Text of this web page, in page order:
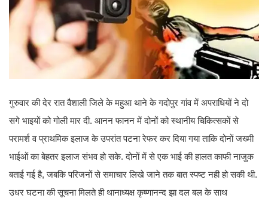
गुरुवार की देर रात वैशाली जिले के महुआ थाने के गदोपुर गांव में अपराधियों ने दो
सगे भाइयों को गोली मार दी. आनन फानन में दोनों को स्थानीय चिकित्सकों से
परामर्श व प्राथमिक इलाज के उपरांत पटना रेफर कर दिया गया ताकि दोनों जख्मी
भाईओं का बेहतर इलाज संभव हो सके. दोनों में से एक भाई की हालत काफी नाजुक
बताई गई है, जबकि परिजनों से समाचार लिखे जाने तक बात स्पष्ट नही हो सकी थी.
उधर घटना की सूचना मिलते ही थानाध्यक्ष कृष्णानन्द झा दल बल के साथ